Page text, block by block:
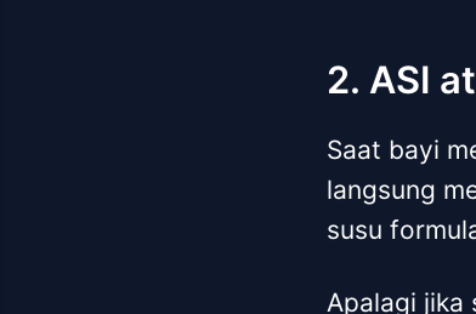
2. ASI
Saat bayi
langsung
susu
Apalagi jika